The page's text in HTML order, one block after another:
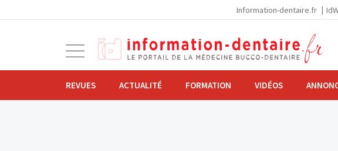
Information-dentaire.fr
navigation
REVUES ACTUALITÉ FORMATION VIDÉOS